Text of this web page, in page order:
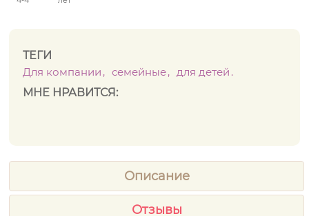
ТЕГИ
Для компании
семейные
для детей
МНЕ НРАВИТСЯ:
Описание
Отзывы